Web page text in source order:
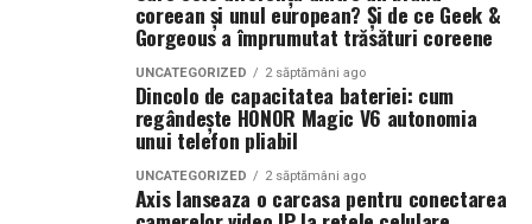
Cinema City Shopping City Galațiinvită spectatoriipe
12 februarie de la 18:30la întâlnirea cu actrițele
State și Azaleea Necula și regizorul Paul Decu.
Pe 13 februarie la ora 18:30, spectatorii din
invitați la proiecția specială dinCinema City Iulius
, alături de regizorulPaul Decuși de
coreean și unul european? Și de ce Geek &
Gorgeous a împrumutat trăsături coreene
UNCATEGORIZED 2 săptămâni ago
Dincolo de capacitatea bateriei: cum
regândește HONOR Magic V6 autonomia
unui telefon pliabil
UNCATEGORIZED 2 săptămâni ago
Axis lanseaza o carcasa pentru conectarea